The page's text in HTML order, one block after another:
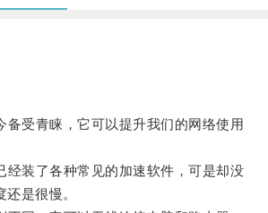
受青睐，它可以提升我们的网络使用
装了各种常见的加速软件，可是却没
是很慢。